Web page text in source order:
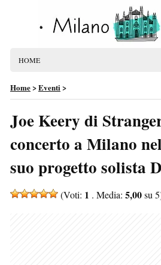
HOME
Home>Eventi>
Joe Keery di
concerto a Milano
suo progetto solista
(Voti: 1 . Media: 5,00su